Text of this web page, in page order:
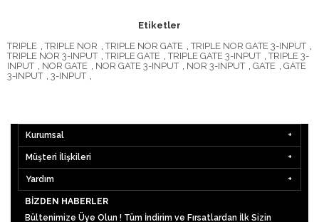
Etiketler
TRIPLE
TRIPLE NOR TRIPLE NOR GATE TRIPLE NOR GATE 3-INPUT
TRIPLE NOR 3-INPUT
TRIPLE GATE TRIPLE GATE 3-INPUT
TRIPLE 3-
INPUT
NOR GATE NOR GATE 3-INPUT NOR 3-INPUT GATE
GATE
3-INPUT
3-INPUT
Kurumsal
Müşteri İlişkileri
Yardım
BIZDEN HABERLER
Bültenimize Üye Olun ! Tüm İndirim ve Fırsatlardan İlk Sizin